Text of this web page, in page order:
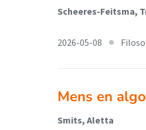
Scheeres-Feitsma,
2026-05-08
Mens en
Smits, Aletta